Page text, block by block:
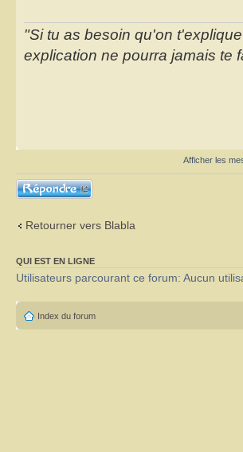
"Si tu as besoin qu'on
explication ne pourra jamais te
Afficher les
Répondre
Retourner vers Blabla
QUI EST EN LIGNE
Utilisateurs parcourant ce forum: Aucun
Index du forum